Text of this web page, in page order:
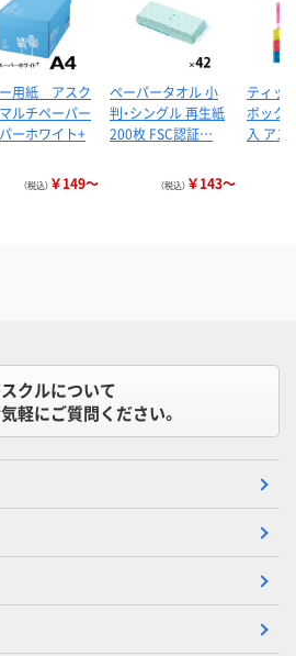
用紙 アスク
ルチペーパー
ーホワイト+
（税込） ￥149～
ペーパータオル 小
判・シングル 再生紙
200枚 FSC認証…
（税込） ￥143～
ティッ
ボック
入 ア
クルについて
軽にご質問ください。